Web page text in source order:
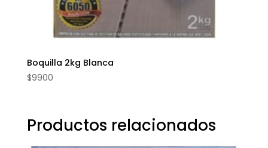
Boquilla 2kg Blanca
$9900
Productos relacionados